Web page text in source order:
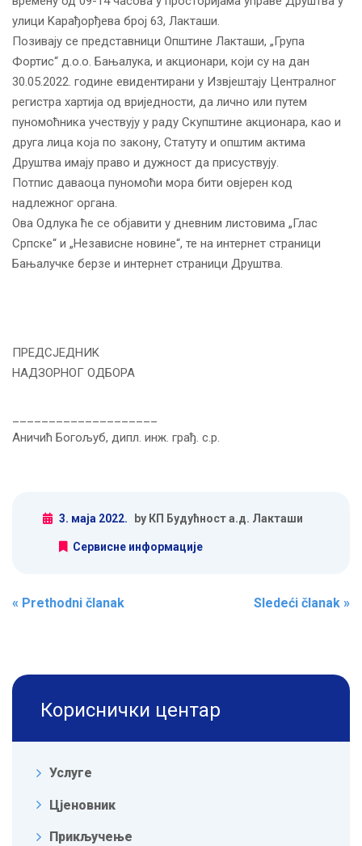
улици Kарађорђева број 63, Лакташи.
Позивају се представници Општине Лакташи, „Група
Фортис“ д.о.о. Бањалука, и акционари, који су на дан
30.05.2022. године евидентирани у Извјештају Централног
регистра хартија од вриједности, да лично или путем
пуномоћника учествују у раду Скупштине акционара, као и
друга лица која по закону, Статуту и општим актима
Друштва имају право и дужност да присуствују.
Потпис даваоца пуномоћи мора бити овјерен код
надлежног органа.
Ова Одлука ће се објавити у дневним листовима „Глас
Српске“ и „Независне новине“, те на интернет страници
Бањалучке берзе и интернет страници Друштва.
ПРЕДСЈЕДНИK
НАДЗОРНОГ ОДБОРА
Аничић Богољуб, дипл. инж. грађ. с.р.
3. маја 2022. by КП Будућност а.д. Лакташи
Сервисне информације
Post navigation
« Prethodni članak Sledeći članak »
Кориснички центар
Услуге
Цјеновник
Прикључење